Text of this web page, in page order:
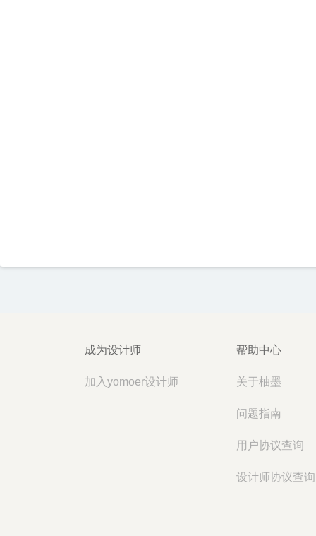
成为设计师
加入yomoer设计师
帮助中心
关于柚墨
问题指南
用户协议查询
设计师协议查询